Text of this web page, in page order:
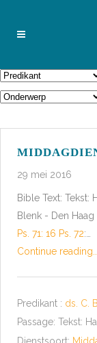
29 mei 2016
Bible Text: Tekst:
Blenk - Den
Ps. 71: 16 Ps. 72:…
Continue reading...
Predikant : ds. C.
Passage:
Tekst: